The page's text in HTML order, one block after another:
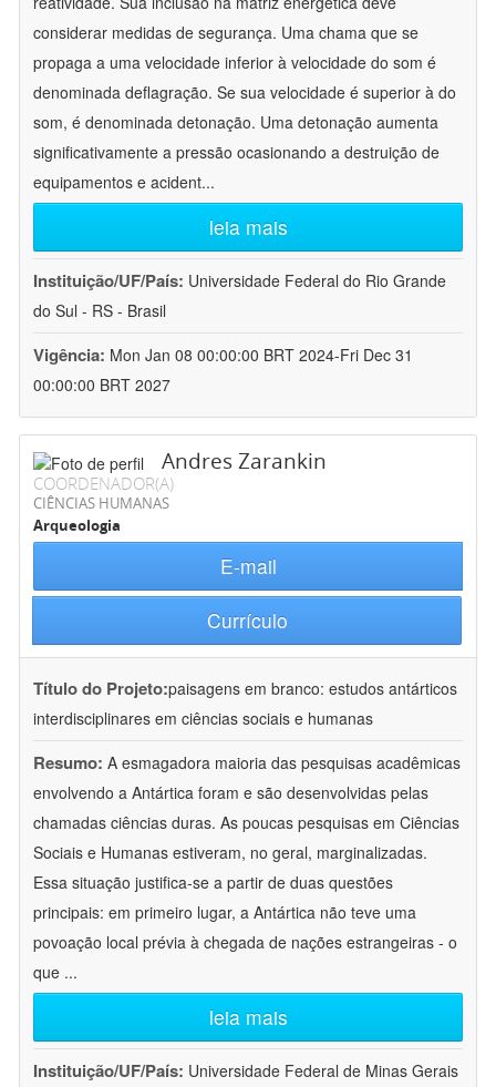
considerar medidas de segurança. Uma chama que se
propaga a uma velocidade inferior à velocidade do som é
denominada deflagração. Se sua velocidade é superior à do
som, é denominada detonação. Uma detonação aumenta
significativamente a pressão ocasionando a destruição de
equipamentos e acident...
leia mais
Instituição/UF/País: Universidade Federal do Rio Grande
do Sul - RS - Brasil
Vigência: Mon Jan 08 00:00:00 BRT 2024-Fri Dec 31
00:00:00 BRT 2027
Andres Zarankin
COORDENADOR(A)
CIÊNCIAS HUMANAS
Arqueologia
E-mail
Currículo
Título do Projeto:paisagens em branco: estudos antárticos
interdisciplinares em ciências sociais e humanas
Resumo: A esmagadora maioria das pesquisas acadêmicas
envolvendo a Antártica foram e são desenvolvidas pelas
chamadas ciências duras. As poucas pesquisas em Ciências
Sociais e Humanas estiveram, no geral, marginalizadas.
Essa situação justifica-se a partir de duas questões
principais: em primeiro lugar, a Antártica não teve uma
povoação local prévia à chegada de nações estrangeiras - o
que ...
leia mais
Instituição/UF/País: Universidade Federal de Minas Gerais